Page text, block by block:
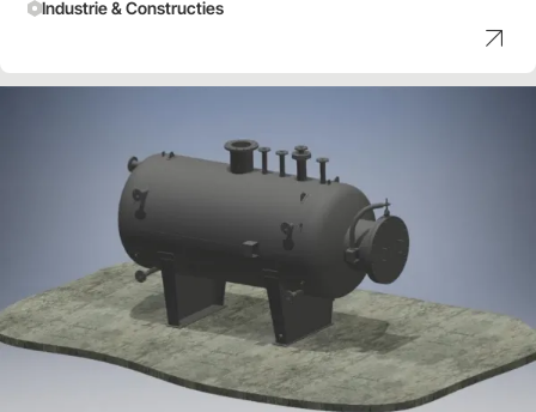
Industrie & Constructies